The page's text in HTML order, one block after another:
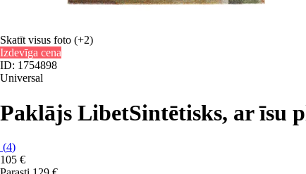
Skatīt visus foto (+2)
Izdevīga cena
ID: 1754898
Universal
Paklājs LibetSintētisks, ar īsu
(4)
105 €